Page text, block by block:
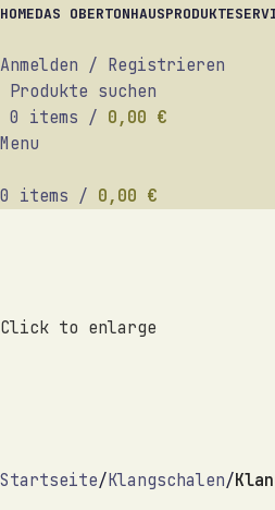
HOMEDAS OBERTONHAUSPRODUKTE
Anmelden / Registrieren
Produkte suchen
0 items / 0,00 €
Menu
0 items / 0,00 €
Click to enlarge
Startseite Klangschalen